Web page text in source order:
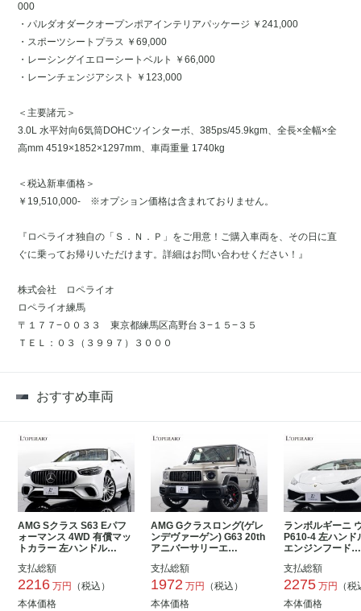
000
・パルダオダークオープンポアインテリアパッケージ ￥241,000
・スポーツシートプラス ￥69,000
・レーシングイエローシートベルト ￥66,000
・レーンチェンジアシスト ￥123,000
＜主要諸元＞
3.0L 水平対向6気筒DOHCツインターボ、385ps/45.9kgm、全長×全幅×全
高mm 4519×1852×1297mm、車両重量 1740kg
＜税込新車価格＞
￥19,510,000- ※オプション価格は含まれておりません。
『ロペライオ独自の「Ｓ．Ｎ．Ｐ」をご用意！ご購入車両を、その日に直
ぐに乗ってお帰りいただけます。詳細はお問い合わせください！』
株式会社 ロペライオ
ロペライオ練馬
〒１７７−００３３ 東京都練馬区高野台３−１５−３５
ＴＥＬ：０３（３９９７）３０００
おすすめ車両
AMG Sクラス S63 Eパフ
ォーマンス 4WD 有償マッ
トカラー 左ハンドル…
支払総額
2216 万円
（税込）
本体価格
AMG Gクラスロング(ゲレ
ンデヴァーゲン) G63 20th
アニバーサリーエ…
支払総額
1972 万円
（税込）
本体価格
ランボルギーニ
P610-4 左ハンド
エンジンフード…
支払総額
2275 万円
（
本体価格